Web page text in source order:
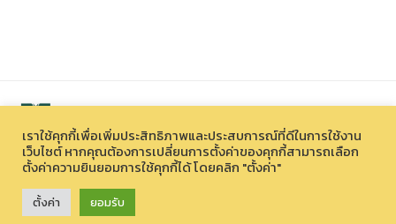
สงวนลิขสิทธิ์ © 2026 องค์การบริหารไนท์ซาฟารี (องค์การมหาชน)
33 หมู่ที่ 12 ตำบลหนองควาย อำเภอหางดง จังหวัดเชียงใหม่ 50230
เราใช้คุกกี้เพื่อเพิ่มประสิทธิภาพและประสบการณ์ที่ดีในการใช้งาน
เว็บไซต์ หากคุณต้องการเปลี่ยนการตั้งค่าของคุกกี้สามารถเลือก
ตั้งค่าความยินยอมการใช้คุกกี้ได้ โดยคลิก "ตั้งค่า"
ตั้งค่า ยอมรับ